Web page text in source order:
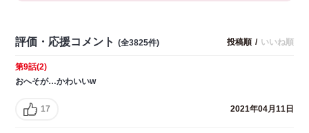
評価・応援コメント (全3825件) 投稿順 / いいね順
第9話(2)
おへそが…かわいいw
17 2021年04月11日